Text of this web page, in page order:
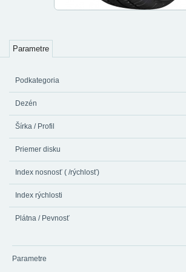
Parametre
Podkategoria
Dezén
Šírka / Profil
Priemer disku
Index nosnosť ( /rýchlosť)
Index rýchlosti
Plátna / Pevnosť
Parametre